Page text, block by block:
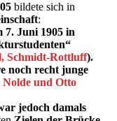
bildete sich in
:
7. Juni 1905 in
Schmidt-Rottluff).
noch recht junge
und Otto
jedoch damals